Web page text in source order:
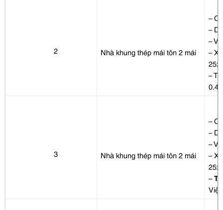
2 Nhà khung thép mái tôn 2 mái
–
–
–
–
–
3 Nhà khung thép mái tôn 2 mái
–
–
–
–
–